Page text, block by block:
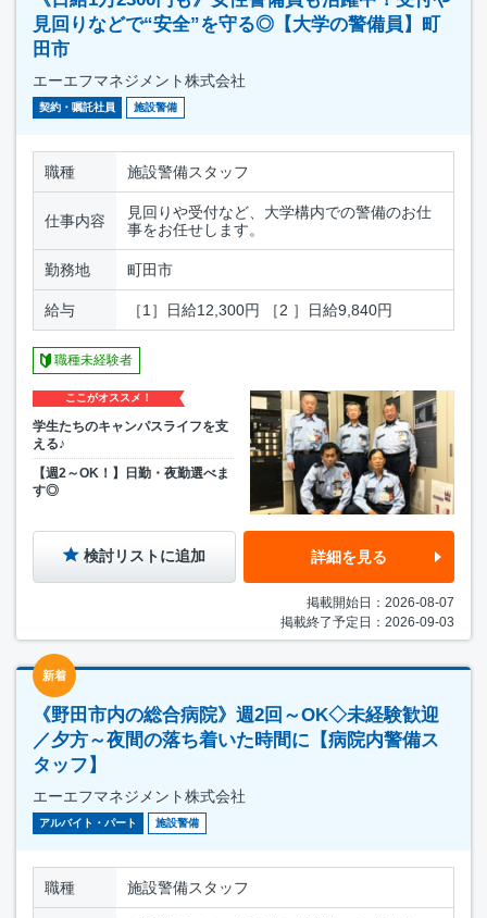
見回りなどで“安全”を守る◎【大学の警備員】町
田市
エーエフマネジメント株式会社
契約・嘱託社員 施設警備
職種 施設警備スタッフ
仕事内容
見回りや受付など、大学構内での警備のお仕
事をお任せします。
勤務地 町田市
給与 ［1］日給12,300円 ［2 ］日給9,840円
職種未経験者
ここがオススメ！
学生たちのキャンパスライフを支
える♪
【週2～OK！】日勤・夜勤選べま
す◎
検討リストに追加 詳細を見る
掲載開始日：2026-08-07
掲載終了予定日：2026-09-03
新着
《野田市内の総合病院》週2回～OK◇未経験歓迎
／夕方～夜間の落ち着いた時間に【病院内警備ス
タッフ】
エーエフマネジメント株式会社
アルバイト・パート 施設警備
職種 施設警備スタッフ